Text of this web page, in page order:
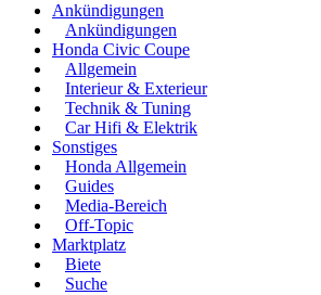
Ankündigungen
Ankündigungen
Honda Civic Coupe
Allgemein
Interieur & Exterieur
Technik & Tuning
Car Hifi & Elektrik
Sonstiges
Honda Allgemein
Guides
Media-Bereich
Off-Topic
Marktplatz
Biete
Suche